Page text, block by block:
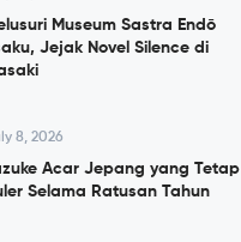
Museum Sastra Endō
Jejak Novel Silence di
8, 2026
Acar Jepang yang Tetap
Selama Ratusan Tahun